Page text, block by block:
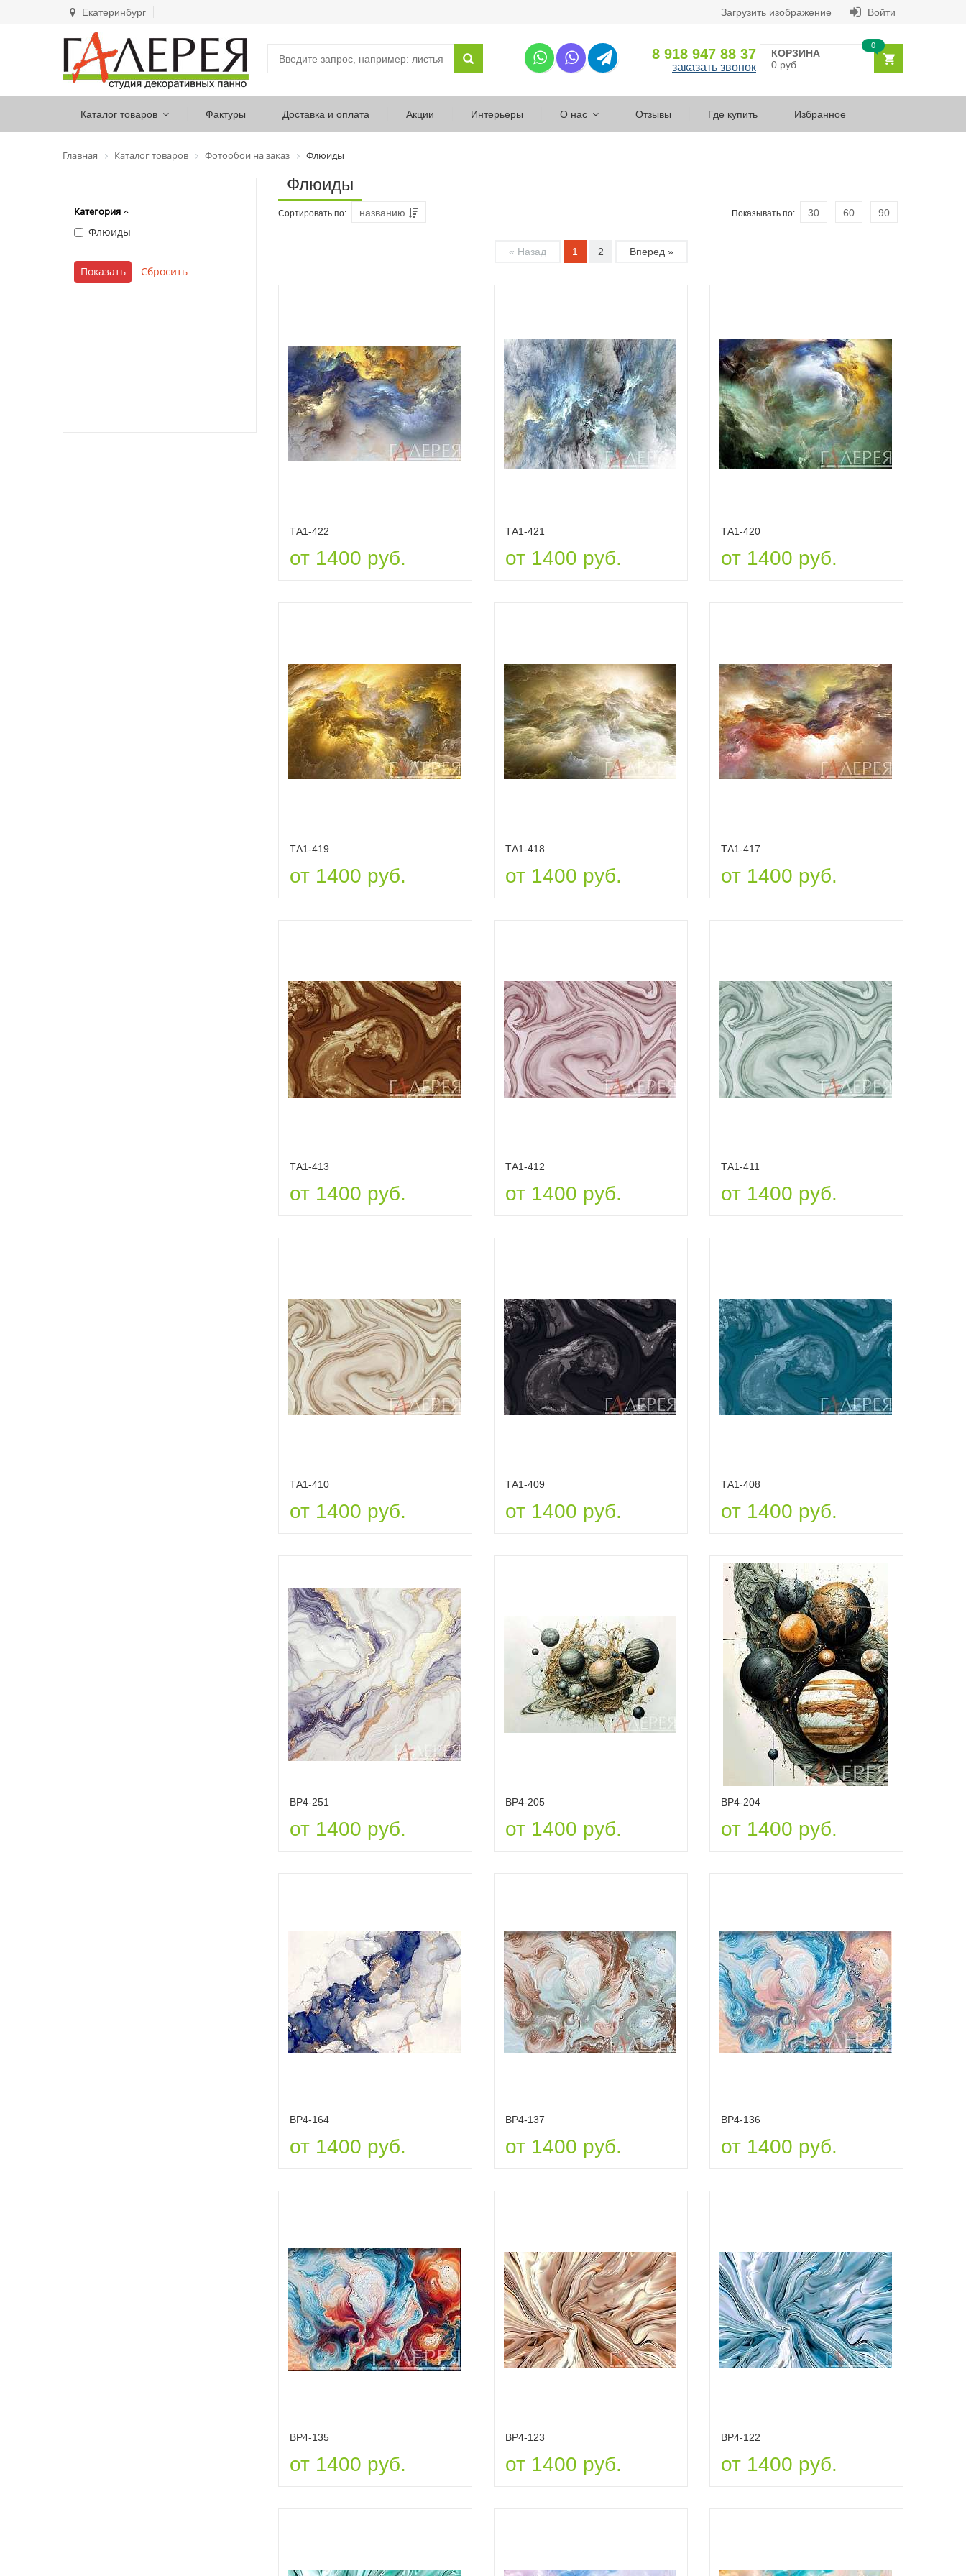
Екатеринбург Загрузить изображение Войти
8 918 947 88 37
заказать звонок
КОРЗИНА
0 руб.
0
Каталог товаров Фактуры Доставка и оплата Акции Интерьеры О нас Отзывы Где купить Избранное
Главная Каталог товаров Фотообои на заказ Флюиды
Категория
Флюиды
Флюиды
Показывать по: 30 60 90
Сортировать по: названию
« Назад 1 2 Вперед »
ТА1-422
от 1400 руб.
ТА1-421
от 1400 руб.
ТА1-420
от 1400 руб.
ТА1-419
от 1400 руб.
ТА1-418
от 1400 руб.
ТА1-417
от 1400 руб.
ТА1-413
от 1400 руб.
ТА1-412
от 1400 руб.
ТА1-411
от 1400 руб.
ТА1-410
от 1400 руб.
ТА1-409
от 1400 руб.
ТА1-408
от 1400 руб.
ВР4-251
от 1400 руб.
ВР4-205
от 1400 руб.
ВР4-204
от 1400 руб.
ВР4-164
от 1400 руб.
ВР4-137
от 1400 руб.
ВР4-136
от 1400 руб.
ВР4-135
от 1400 руб.
ВР4-123
от 1400 руб.
ВР4-122
от 1400 руб.